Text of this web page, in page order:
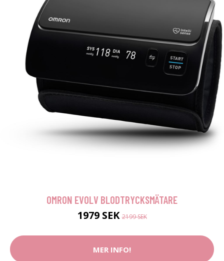
OMRON EVOLV BLODTRYCKSMÄTARE
1979 SEK2199 SEK
MER INFO!